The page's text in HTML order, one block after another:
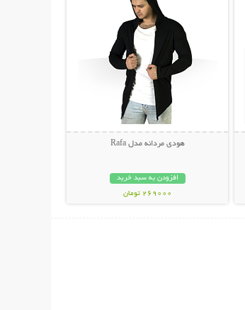
هودی مردانه مدل Rafa
افزودن به سبد خرید
269000 تومان